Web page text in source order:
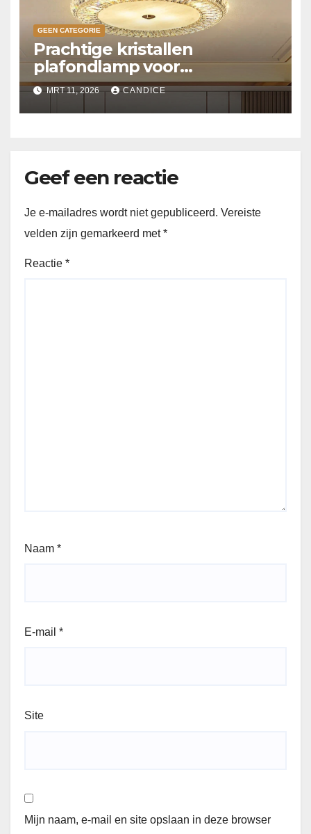
GEEN CATEGORIE
Prachtige kristallen
plafondlamp voor
slaapkamer
MRT 11, 2026 CANDICE
Geef een reactie
Je e-mailadres wordt niet gepubliceerd. Vereiste
velden zijn gemarkeerd met*
Reactie *
Naam *
E-mail *
Site
Mijn naam, e-mail en site opslaan in deze browser